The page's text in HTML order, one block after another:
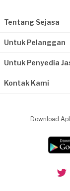
Tentang Sejasa
Untuk Pelanggan
Untuk Penyedia
Kontak Kami
Download